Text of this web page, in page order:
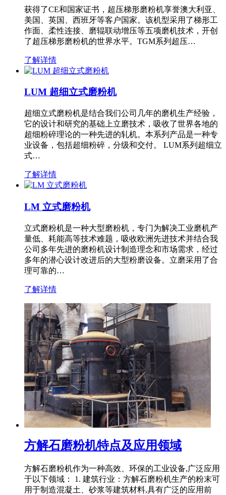
获得了CE和国家证书，超压梯形磨粉机享誉澳大利亚、
美国、英国、西班牙等客户国家。该机型采用了梯形工
作面、柔性连接、磨辊联动增压等五项磨机技术，开创
了超压梯形磨粉机的世界水平。TGM系列超压…
了解详情
LUM 超细立式磨粉机
超细立式磨粉机是结合我们公司几年的磨机生产经验，
它的设计和研究的基础上立磨技术，吸收了世界各地的
超细粉碎理论的一种先进的轧机。本系列产品是一种专
业设备，包括超细粉碎，分级和交付。 LUM系列超细立
式…
了解详情
LM 立式磨粉机
立式磨粉机是一种大型磨粉机，专门为解决工业磨机产
量低、耗能高等技术难题，吸收欧洲先进技术并结合我
公司多年先进的磨粉机设计制造理念和市场需求，经过
多年的潜心设计改进后的大型粉磨设备。立磨采用了合
理可靠的…
了解详情
方解石磨粉机特点及应用领域
方解石磨粉机作为一种高效、环保的工业设备,广泛应用
于以下领域： 1. 建筑行业：方解石磨粉机生产的粉末可
用于制造混凝土、砂浆等建筑材料,具有广泛的应用前